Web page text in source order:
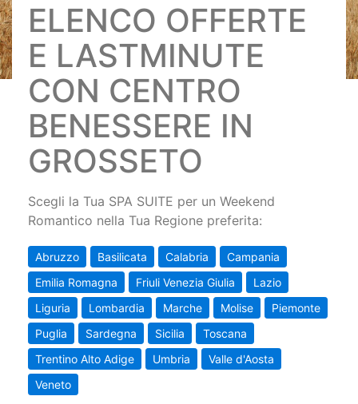
ELENCO OFFERTE
E LASTMINUTE
CON CENTRO
BENESSERE IN
GROSSETO
Scegli la Tua SPA SUITE per un Weekend
Romantico nella Tua Regione preferita:
Abruzzo Basilicata Calabria
Campania
Emilia Romagna
Friuli Venezia Giulia
Lazio
Liguria
Lombardia Marche Molise
Piemonte
Puglia
Sardegna Sicilia
Toscana
Trentino Alto Adige
Umbria
Valle d'Aosta
Veneto